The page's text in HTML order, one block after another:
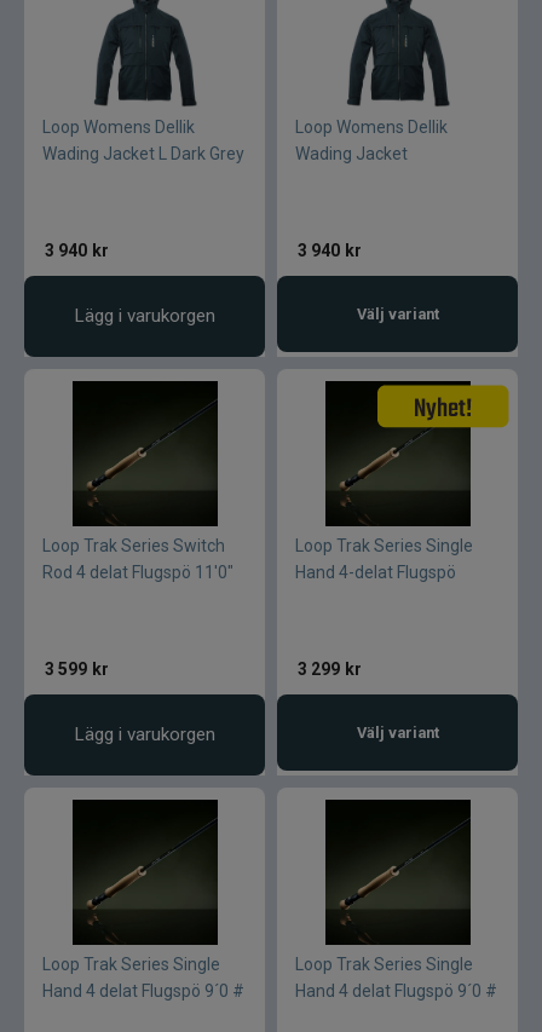
Loop Womens Dellik
Wading Jacket L Dark Grey
3 940 kr
Lägg i varukorgen
Loop Womens Dellik
Wading Jacket
3 940 kr
Välj variant
Loop Trak Series Switch
Rod 4 delat Flugspö 11'0"
3 599 kr
Lägg i varukorgen
Loop Trak Series Single
Hand 4-delat Flugspö
3 299 kr
Välj variant
Loop Trak Series Single
Hand 4 delat Flugspö 9´0 #
Loop Trak Series Single
Hand 4 delat Flugspö 9´0 #